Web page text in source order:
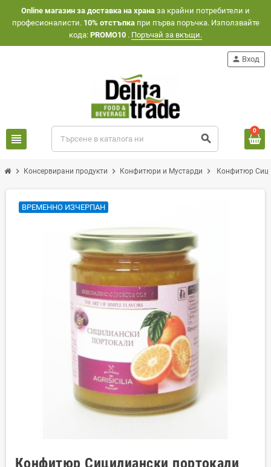
Оnline магазин за доставка на храна за крайни потребители и
професионалисти. 10% отстъпкапри първа поръчка. Използвайте
кода: PROMO10 . Поръчай за вкъщи.
view_headline search
person Вход
0
chevron_right Консервирани продукти chevron_right Конфитюри и Мустарди chevron_right Конфитюр
ВРЕМЕННО ИЗЧЕРПАН
Конфитюр Сицилиански портокали